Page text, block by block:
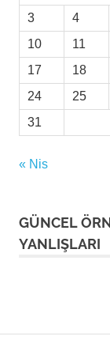
3
4
10
11
17
18
24
25
31
« Nis
GÜNCEL
YANLIŞLARI